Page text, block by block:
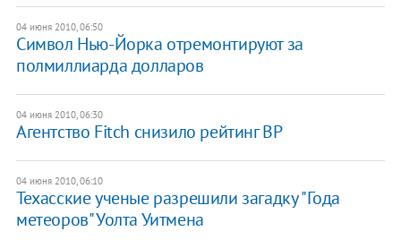
04 июня 2010, 06:50
Символ Нью-Йорка отремонтируют за
полмиллиарда долларов
04 июня 2010, 06:30
Агентство Fitch снизило рейтинг ВР
04 июня 2010, 06:10
Техасские ученые разрешили загадку "Года
метеоров" Уолта Уитмена